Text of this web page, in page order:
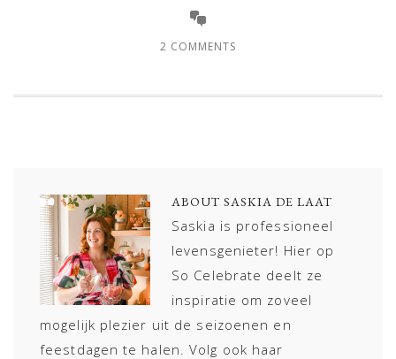
2 COMMENTS
ABOUT SASKIA DE LAAT
Saskia is professioneel
levensgenieter! Hier op
So Celebrate deelt ze
inspiratie om zoveel
mogelijk plezier uit de seizoenen en
feestdagen te halen. Volg ook haar